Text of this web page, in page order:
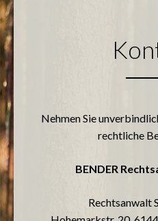
Nehmen Sie
rechtliche
BENDER
Rechtsanwalt